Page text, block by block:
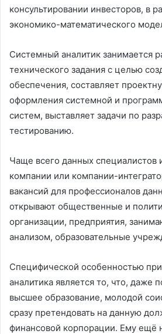
консультировании инвесторов, в
экономико-математического
Системный аналитик занимается
технического задания с целью
обеспечения, составляет
оформления системной и
систем, выставляет задачи по
тестированию.
Чаще всего данных специалистов
компании или компании-
вакансий для профессионалов
открывают общественные и
организации, предприятия,
анализом, образовательные
Специфической особенностью
аналитика является то, что, даже
высшее образование, молодой
сразу претендовать на данную
финансовой корпорации. Ему ещё